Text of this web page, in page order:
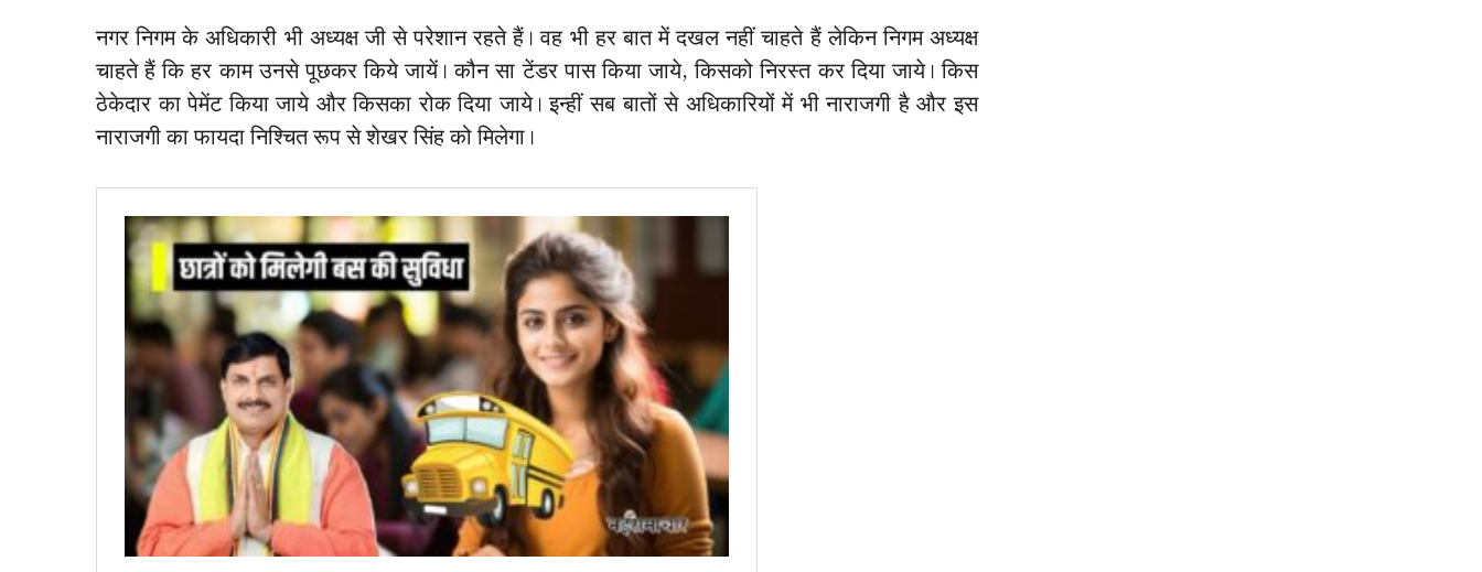
नगर निगम के अधिकारी भी अध्यक्ष जी से परेशान रहते हैं। वह भी हर बात में दखल नहीं चाहते हैं लेकिन निगम अध्यक्ष
चाहते हैं कि हर काम उनसे पूछकर किये जायें। कौन सा टेंडर पास किया जाये, किसको निरस्त कर दिया जाये। किस
ठेकेदार का पेमेंट किया जाये और किसका रोक दिया जाये। इन्हीं सब बातों से अधिकारियों में भी नाराजगी है और इस
नाराजगी का फायदा निश्चित रूप से शेखर सिंह को मिलेगा।